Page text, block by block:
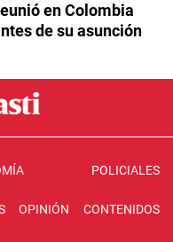
en Colombia
de su asunción
POLICIALES
OPINIÓN CONTENIDOS